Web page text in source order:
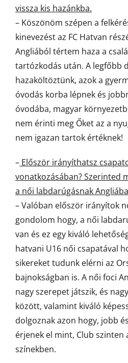
vissza kis hazánkba.
– Köszönöm szépen a
kinevezést az FC Hatvan
Angliából tértem haza a
tartózkodás után. A legfőbb
hazaköltöztünk, azok a
óvodás korba lépnek és
óvodába, magyar
nem érinti meg Őket az a
nem igazan tartok értéknek!
– Először irányíthatsz
vonatkozásában? Szerinted
a női labdarúgásnak
– Valóban először irányítok
gondolom hogy, a női
van és ez egy kiváló
hatvani U16 női csapatával
sikereket tudunk elérni az
bajnokságban is. A női foci
nagy szerepet játszik, és
között, valamint kiváló
dolgoznak azon hogy, jobb
érjenek el mint, Club szinten
színekben.